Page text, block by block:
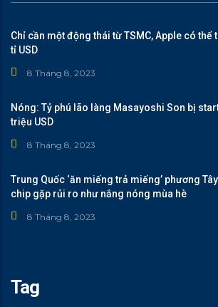
Chỉ cần một động thái từ TSMC, Apple có
tỉ USD
8 Tháng 8, 2023
Nóng: Tỷ phú lão làng Masayoshi Son bị
triệu USD
8 Tháng 8, 2023
Trung Quốc ‘ăn miếng trả miếng’ phương
chip gặp rủi ro như nắng nóng mùa hè
8 Tháng 8, 2023
Tag